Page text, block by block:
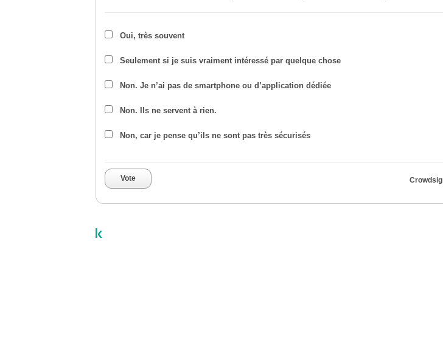
Oui, très souvent
Seulement si je suis vraiment intéressé par quelque chose
Non. Je n’ai pas de smartphone ou d’application dédiée
Non. Ils ne servent à rien.
Non, car je pense qu’ils ne sont pas très sécurisés
Vote